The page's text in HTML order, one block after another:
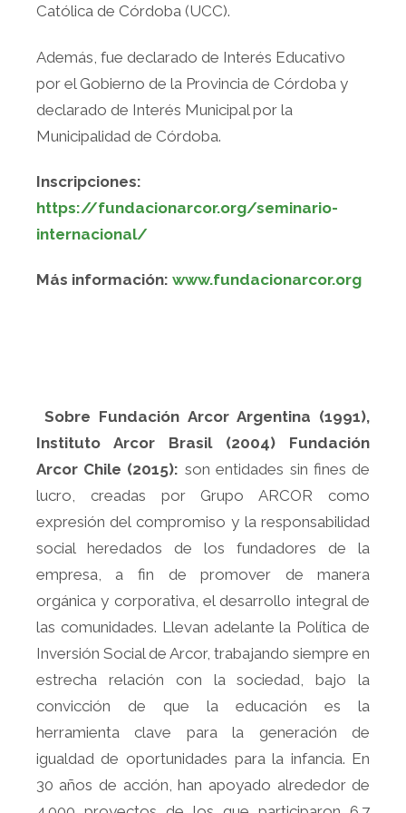
Católica de Córdoba (UCC).
Además, fue declarado de Interés Educativo
por el Gobierno de la Provincia de Córdoba y
declarado de Interés Municipal por la
Municipalidad de Córdoba.
Inscripciones:
https://fundacionarcor.org/seminario-
internacional/
Más información: www.fundacionarcor.org
Sobre Fundación Arcor Argentina (1991),
Instituto Arcor Brasil (2004) Fundación
Arcor Chile (2015): son entidades sin fines de
lucro, creadas por Grupo ARCOR como
expresión del compromiso y la responsabilidad
social heredados de los fundadores de la
empresa, a fin de promover de manera
orgánica y corporativa, el desarrollo integral de
las comunidades. Llevan adelante la Política de
Inversión Social de Arcor, trabajando siempre en
estrecha relación con la sociedad, bajo la
convicción de que la educación es la
herramienta clave para la generación de
igualdad de oportunidades para la infancia. En
30 años de acción, han apoyado alrededor de